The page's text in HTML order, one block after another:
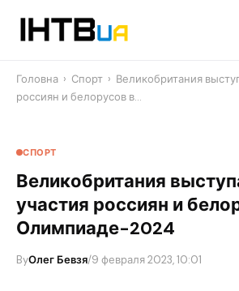
Головна › Спорт › Великобритания
россиян и белорусов в…
СПОРТ
Великобритания
участия россиян и
Олимпиаде-2024
ByОлег Бевзя/9 февраля 2023, 10:01